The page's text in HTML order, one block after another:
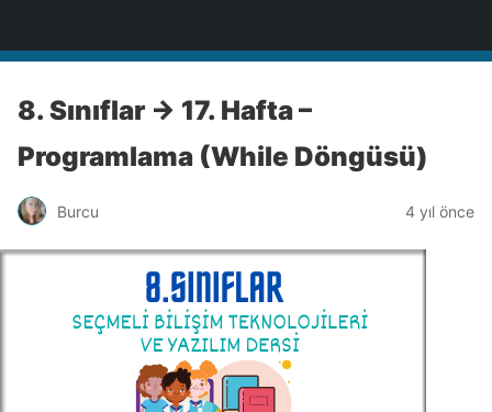
8. Sınıflar -> 17. Hafta –
Programlama (While Döngüsü)
Burcu 4 yıl önce